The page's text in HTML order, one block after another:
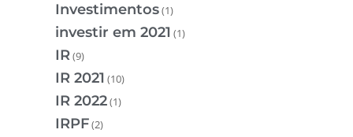
Investimentos(1)
investir em 2021 (1)
IR(9)
IR 2021 (10)
IR 2022(1)
IRPF(2)